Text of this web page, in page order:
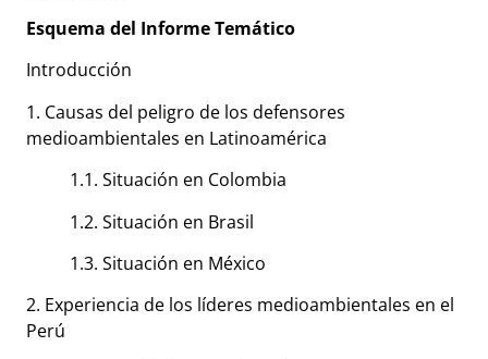
Esquema del Informe Temático
Introducción
1. Causas del peligro de los defensores
medioambientales en Latinoamérica
1.1. Situación en Colombia
1.2. Situación en Brasil
1.3. Situación en México
2. Experiencia de los líderes medioambientales en el
Perú